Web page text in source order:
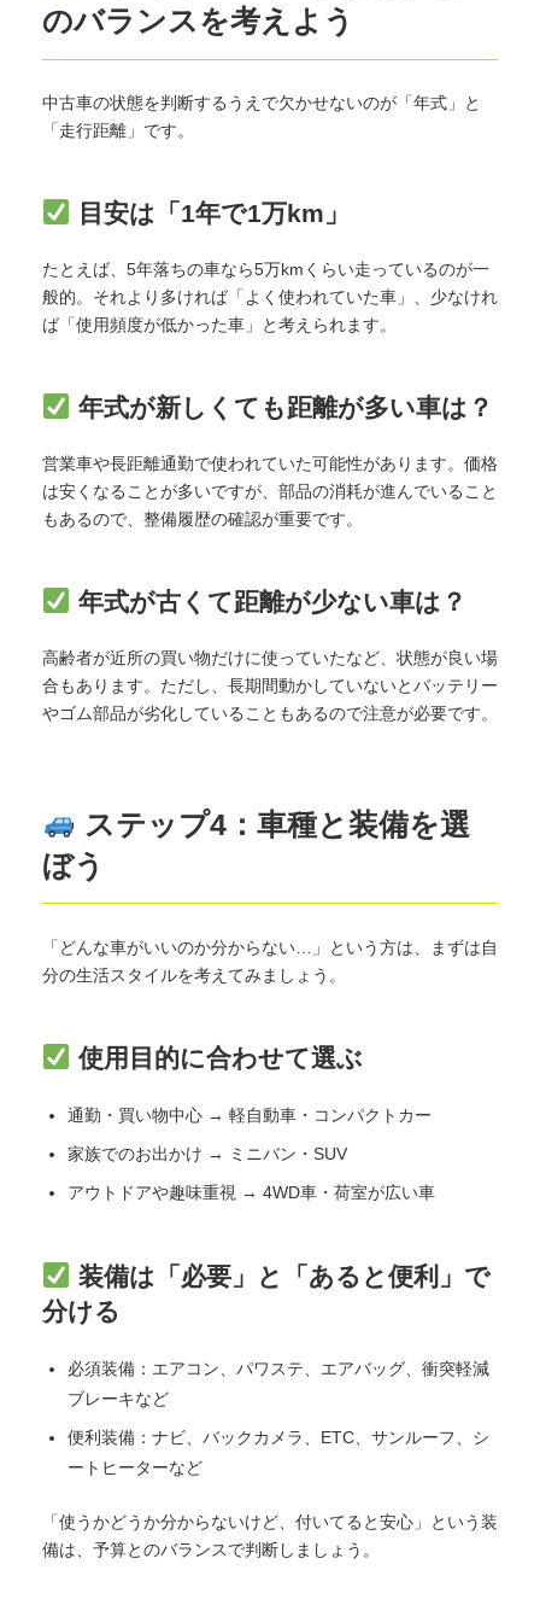
のバランスを考えよう
中古車の状態を判断するうえで欠かせないのが「年式」と
「走行距離」です。
目安は「1年で1万km」
たとえば、5年落ちの車なら5万kmくらい走っているのが一
般的。それより多ければ「よく使われていた車」、少なけれ
ば「使用頻度が低かった車」と考えられます。
年式が新しくても距離が多い車は？
営業車や長距離通勤で使われていた可能性があります。価格
は安くなることが多いですが、部品の消耗が進んでいること
もあるので、整備履歴の確認が重要です。
年式が古くて距離が少ない車は？
高齢者が近所の買い物だけに使っていたなど、状態が良い場
合もあります。ただし、長期間動かしていないとバッテリー
やゴム部品が劣化していることもあるので注意が必要です。
ステップ4：車種と装備を選
ぼう
「どんな車がいいのか分からない…」という方は、まずは自
分の生活スタイルを考えてみましょう。
使用目的に合わせて選ぶ
通勤・買い物中心 → 軽自動車・コンパクトカー
家族でのお出かけ → ミニバン・SUV
アウトドアや趣味重視 → 4WD車・荷室が広い車
装備は「必要」と「あると便利」で
分ける
必須装備：エアコン、パワステ、エアバッグ、衝突軽減
ブレーキなど
便利装備：ナビ、バックカメラ、ETC、サンルーフ、シ
ートヒーターなど
「使うかどうか分からないけど、付いてると安心」という装
備は、予算とのバランスで判断しましょう。